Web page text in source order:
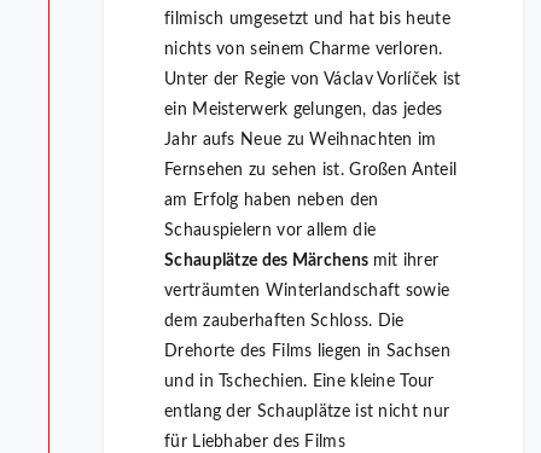
filmisch umgesetzt und hat bis heute
nichts von seinem Charme verloren.
Unter der Regie von Václav Vorlíček ist
ein Meisterwerk gelungen, das jedes
Jahr aufs Neue zu Weihnachten im
Fernsehen zu sehen ist. Großen Anteil
am Erfolg haben neben den
Schauspielern vor allem die
Schauplätze des Märchens mit ihrer
verträumten Winterlandschaft sowie
dem zauberhaften Schloss. Die
Drehorte des Films liegen in Sachsen
und in Tschechien. Eine kleine Tour
entlang der Schauplätze ist nicht nur
für Liebhaber des Films